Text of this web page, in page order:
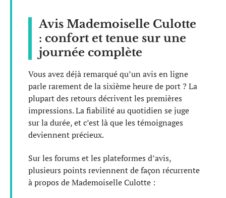
Avis Mademoiselle Culotte
: confort et tenue sur une
journée complète
Vous avez déjà remarqué qu’un avis en ligne
parle rarement de la sixième heure de port ? La
plupart des retours décrivent les premières
impressions. La fiabilité au quotidien se juge
sur la durée, et c’est là que les témoignages
deviennent précieux.
Sur les forums et les plateformes d’avis,
plusieurs points reviennent de façon récurrente
à propos de Mademoiselle Culotte :